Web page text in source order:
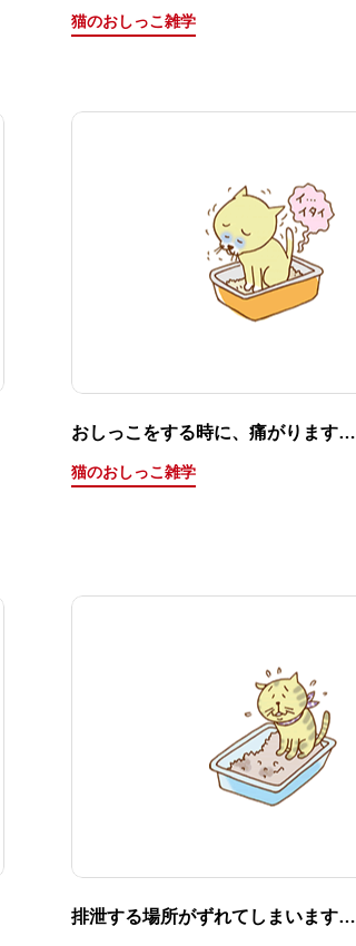
猫のおしっこ雑学
おしっこをする時に、痛がります…
猫のおしっこ雑学
排泄する場所がずれてしまいます…